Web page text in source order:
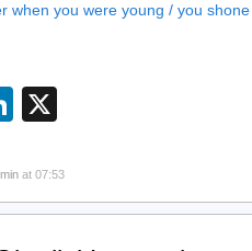
when you were young / you
LinkedIn
at 07:53